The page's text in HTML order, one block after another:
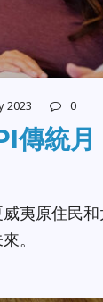
2023 0
傳統月
夷原住民
。